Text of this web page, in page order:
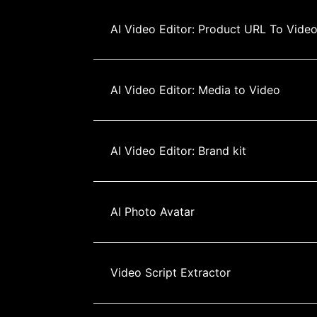
AI Video Editor: Product URL To Video
AI Video Editor: Media to Video
AI Video Editor: Brand kit
AI Photo Avatar
Video Script Extractor